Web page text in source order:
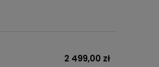
2 499,00 zł